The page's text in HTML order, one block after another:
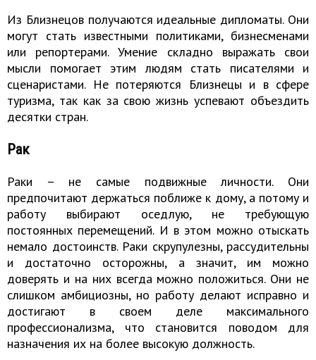
Из Близнецов получаются идеальные дипломаты. Они
могут стать известными политиками, бизнесменами
или репортерами. Умение складно выражать свои
мысли помогает этим людям стать писателями и
сценаристами. Не потеряются Близнецы и в сфере
туризма, так как за свою жизнь успевают объездить
десятки стран.
Рак
Раки – не самые подвижные личности. Они
предпочитают держаться поближе к дому, а потому и
работу выбирают оседлую, не требующую
постоянных перемещений. И в этом можно отыскать
немало достоинств. Раки скрупулезны, рассудительны
и достаточно осторожны, а значит, им можно
доверять и на них всегда можно положиться. Они не
слишком амбициозны, но работу делают исправно и
достигают в своем деле максимального
профессионализма, что становится поводом для
назначения их на более высокую должность.